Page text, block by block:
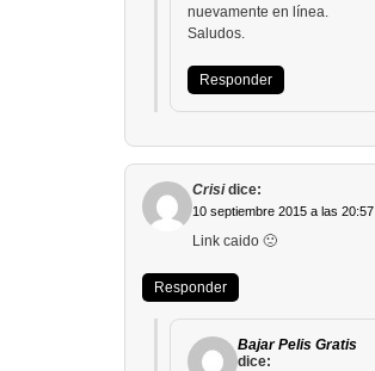
nuevamente en línea.
Saludos.
Responder
Crisi dice:
10 septiembre 2015 a las 20:57
Link caido 🙁
Responder
Bajar Pelis Gratis
dice: